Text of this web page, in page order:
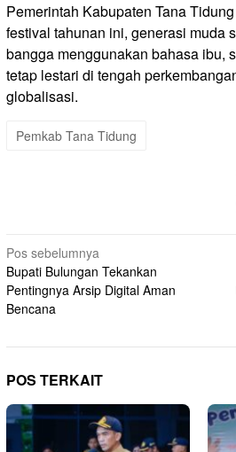
Pemerintah Kabupaten Tana
festival tahunan ini, generasi muda
bangga menggunakan bahasa ibu,
tetap lestari di tengah
globalisasi.
Pemkab Tana Tidung
Navigasi
pos
Pos sebelumnya
Bupati Bulungan Tekankan
Pentingnya Arsip Digital Aman
Bencana
POS TERKAIT